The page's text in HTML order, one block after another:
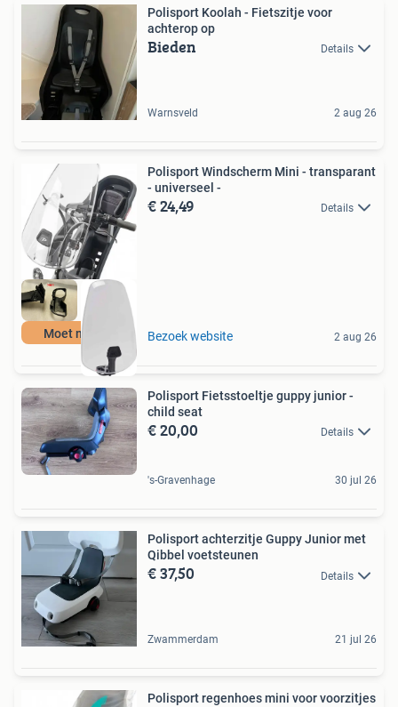
Polisport Koolah - Fietszitje voor
achterop op
Bieden Details
Warnsveld 2 aug 26
Moet nu weg
Polisport Windscherm Mini - transparant
- universeel -
€ 24,49 Details
Bezoek website 2 aug 26
Polisport Fietsstoeltje guppy junior -
child seat
€ 20,00 Details
's-Gravenhage 30 jul 26
Polisport achterzitje Guppy Junior met
Qibbel voetsteunen
€ 37,50 Details
Zwammerdam 21 jul 26
Polisport regenhoes mini voor voorzitjes